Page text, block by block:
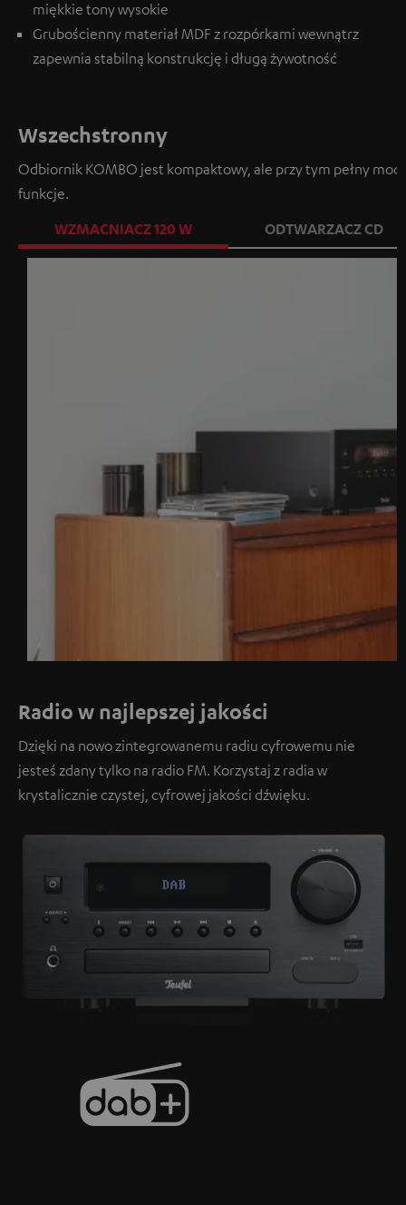
miękkie tony wysokie
Grubościenny materiał MDF z rozpórkami wewnątrz
zapewnia stabilną konstrukcję i długą żywotność
Wszechstronny
Odbiornik KOMBO jest kompaktowy, ale przy tym pełny
funkcje.
WZMACNIACZ 120 W
ODTWARZACZ CD
Radio w najlepszej jakości
Dzięki na nowo zintegrowanemu radiu cyfrowemu nie
jesteś zdany tylko na radio FM. Korzystaj z radia w
krystalicznie czystej, cyfrowej jakości dźwięku.